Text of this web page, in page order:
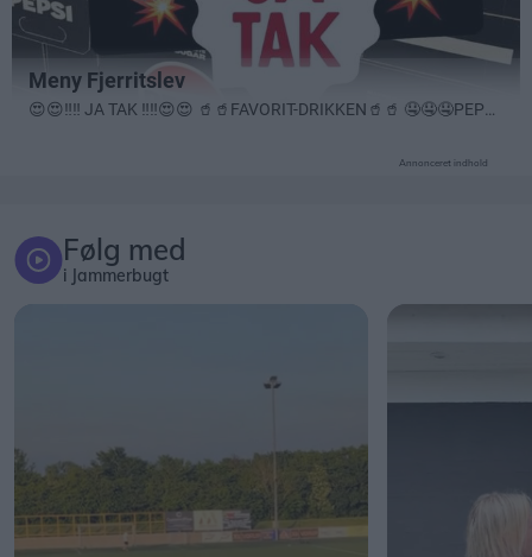
Annonceret indhold
Følg med
i Jammerbugt